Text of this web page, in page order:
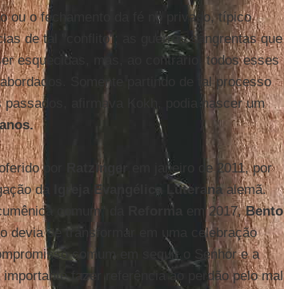
ou o fechamento da fé no privado, típico
de tal "conflito"; as guerras sangrentas que
esquecidas, mas, ao contrário, todos esses
Somente partindo de tal processo
afirmava Kokh, podia nascer um
por Ratzinger
em janeiro de 2011, por
da
Igreja Evangélica Luteranaalemã.
comum" da
Reforma em 2017,Bento
devia se transformar em uma celebração
comum em seguir o Senhor e a
fazer referência ao perdão pelo mal